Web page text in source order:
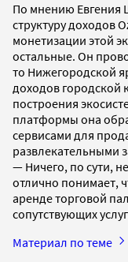
По мнению Евгения
структуру доходов
монетизации этой
остальные. Он
то Нижегородской
доходов городской
построения
платформы она
сервисами для
развлекательными
— Ничего, по сути,
отлично понимает,
аренде торговой
сопутствующих
Материал по теме